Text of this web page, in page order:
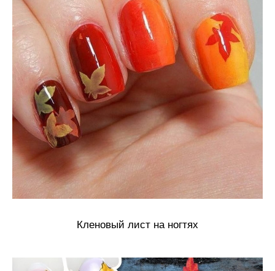
Кленовый лист на ногтях